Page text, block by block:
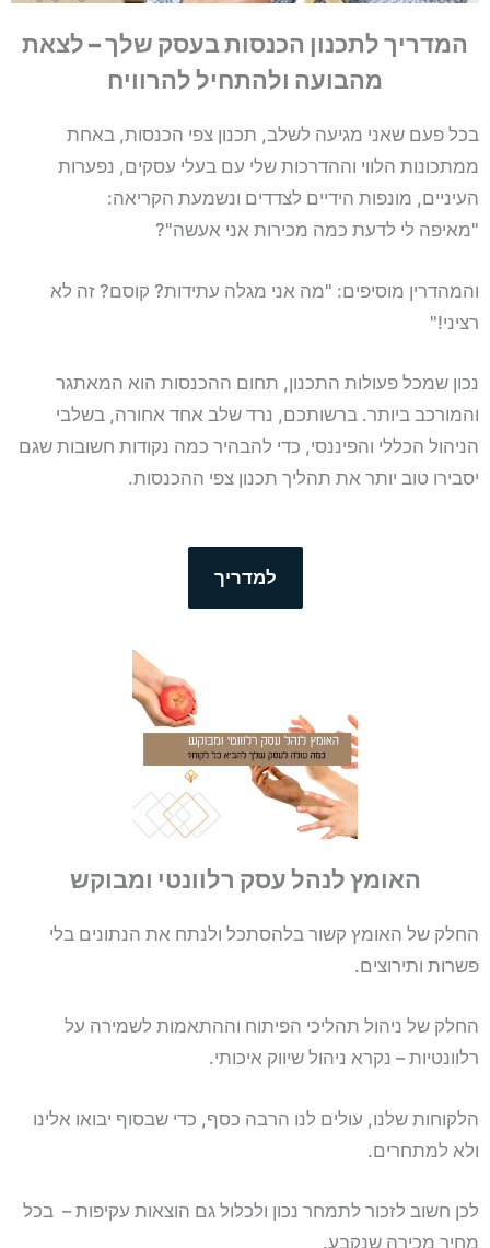
המדריך לתכנון הכנסות בעסק שלך – לצאת
מהבועה ולהתחיל להרוויח
בכל פעם שאני מגיעה לשלב, תכנון צפי הכנסות, באחת
ממתכונות הלווי וההדרכות שלי עם בעלי עסקים, נפערות
העיניים, מונפות הידיים לצדדים ונשמעת הקריאה:
"מאיפה לי לדעת כמה מכירות אני אעשה"?
והמהדרין מוסיפים: "מה אני מגלה עתידות? קוסם? זה לא
רציני!"
נכון שמכל פעולות התכנון, תחום ההכנסות הוא המאתגר
והמורכב ביותר. ברשותכם, נרד שלב אחד אחורה, בשלבי
הניהול הכללי והפיננסי, כדי להבהיר כמה נקודות חשובות שגם
יסבירו טוב יותר את תהליך תכנון צפי ההכנסות.
למדריך
האומץ לנהל עסק רלוונטי ומבוקש
החלק של האומץ קשור בלהסתכל ולנתח את הנתונים בלי
פשרות ותירוצים.
החלק של ניהול תהליכי הפיתוח וההתאמות לשמירה על
רלוונטיות – נקרא ניהול שיווק איכותי.
הלקוחות שלנו, עולים לנו הרבה כסף, כדי שבסוף יבואו אלינו
ולא למתחרים.
לכן חשוב לזכור לתמחר נכון ולכלול גם הוצאות עקיפות – בכל
מחיר מכירה שנקבע.